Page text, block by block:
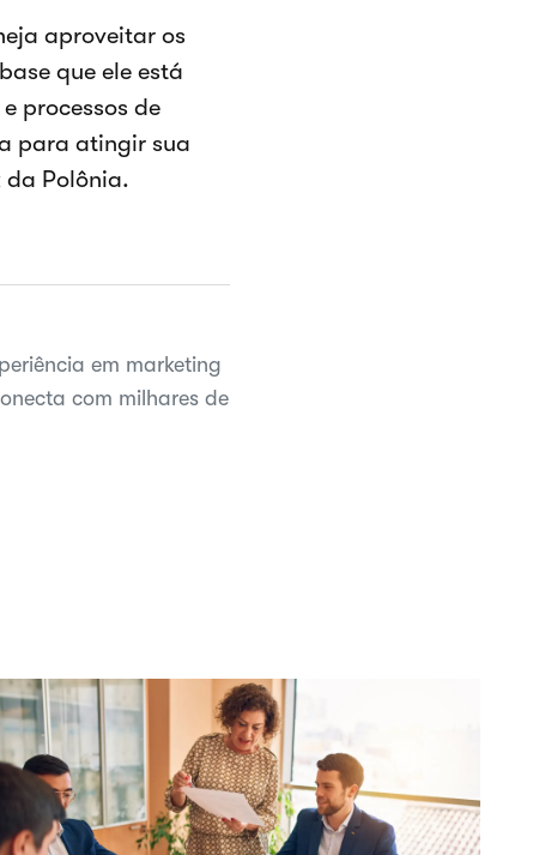
aproveitar os
que ele está
processos de
para atingir sua
da Polônia.
em marketing
com milhares de